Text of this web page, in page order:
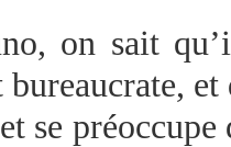
on sait
se